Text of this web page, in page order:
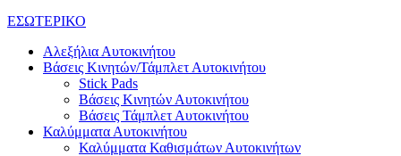
ΕΣΩΤΕΡΙΚΟ
Αλεξήλια Αυτοκινήτου
Βάσεις Κινητών/Τάμπλετ Αυτοκινήτου
Stick Pads
Βάσεις Κινητών Αυτοκινήτου
Βάσεις Τάμπλετ Αυτοκινήτου
Καλύμματα Αυτοκινήτου
Καλύμματα Καθισμάτων Αυτοκινήτων